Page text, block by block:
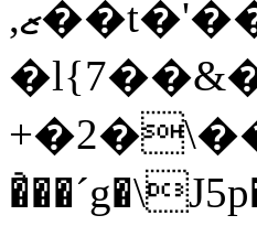
,ޒ��t�'������W�R��]=Ӧ�:�e�m